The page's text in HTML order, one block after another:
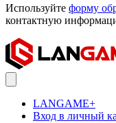
Используйте форму
контактную
LANGAME+
Вход в личный